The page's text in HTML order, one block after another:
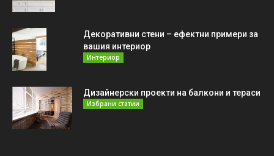
Декоративни стени – ефектни примери за
вашия интериор
Интериор
Дизайнерски проекти на балкони и тераси
Избрани статии